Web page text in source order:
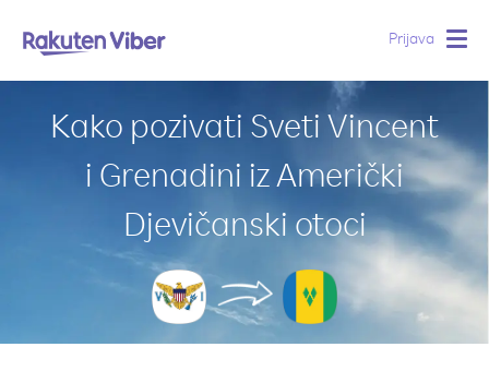
Prijava
Kako pozivati Sveti Vincent
i Grenadini iz Američki
Djevičanski otoci